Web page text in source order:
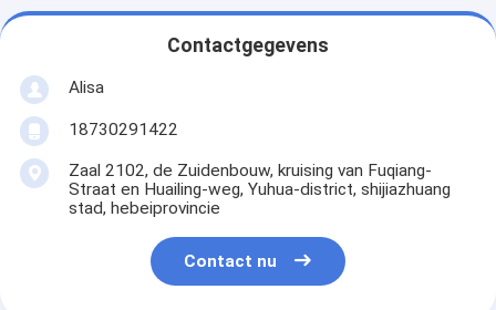
Contactgegevens
Alisa
18730291422
Zaal 2102, de Zuidenbouw, kruising van Fuqiang-
Straat en Huailing-weg, Yuhua-district, shijiazhuang
stad, hebeiprovincie
Contact nu